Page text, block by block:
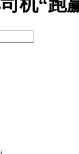
机“跑